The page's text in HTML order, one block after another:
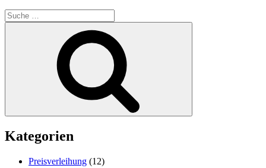
Suche
nach:
Kategorien
Preisverleihung (12)